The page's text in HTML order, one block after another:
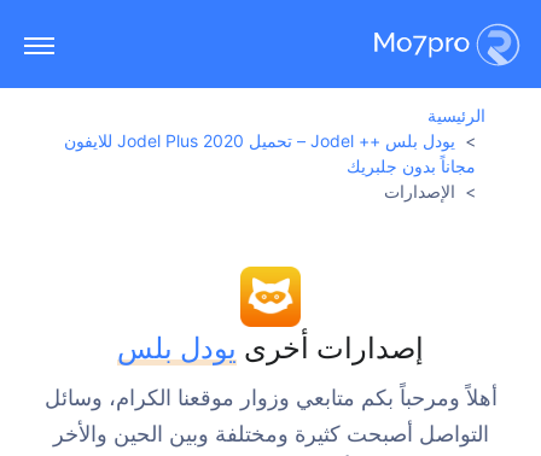
الرئيسية
يودل بلس ++ Jodel – تحميل Jodel Plus 2020 للايفون
مجاناً بدون جلبريك
الإصدارات
إصدارات أخرى يودل بلس
أهلاً ومرحباً بكم متابعي وزوار موقعنا الكرام، وسائل
التواصل أصبحت كثيرة ومختلفة وبين الحين والأخر